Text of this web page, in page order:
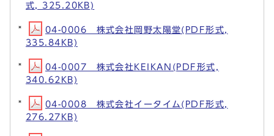
式, 325.20KB)
04-0006 株式会社岡野太陽堂(PDF形式,
335.84KB)
04-0007 株式会社KEIKAN(PDF形式,
340.62KB)
04-0008 株式会社イータイム(PDF形式,
276.27KB)